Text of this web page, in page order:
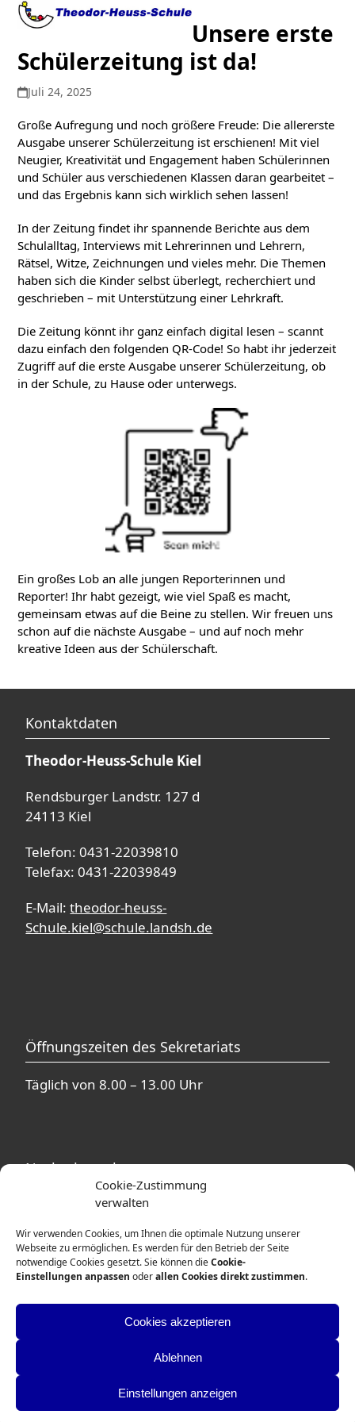
Cookie-Zustimmung
verwalten
Wir verwenden Cookies, um Ihnen die optimale Nutzung unserer
Webseite zu ermöglichen. Es werden für den Betrieb der Seite
notwendige Cookies gesetzt. Sie können dieCookie-
Einstellungen anpassen oderallen Cookies direkt zustimmen.
Cookies akzeptieren
Ablehnen
Einstellungen anzeigen
SkipOpen
menu
Close
menu
Unsere erste
Schülerzeitung ist da!
Juli 24, 2025
Große Aufregung und noch größere Freude: Die allererste
Ausgabe unserer Schülerzeitung ist erschienen! Mit viel
Neugier, Kreativität und Engagement haben Schülerinnen
und Schüler aus verschiedenen Klassen daran gearbeitet –
und das Ergebnis kann sich wirklich sehen lassen!
In der Zeitung findet ihr spannende Berichte aus dem
Schulalltag, Interviews mit Lehrerinnen und Lehrern,
Rätsel, Witze, Zeichnungen und vieles mehr. Die Themen
haben sich die Kinder selbst überlegt, recherchiert und
geschrieben – mit Unterstützung einer Lehrkraft.
Die Zeitung könnt ihr ganz einfach digital lesen – scannt
dazu einfach den folgenden QR-Code! So habt ihr jederzeit
Zugriff auf die erste Ausgabe unserer Schülerzeitung, ob
in der Schule, zu Hause oder unterwegs.
Ein großes Lob an alle jungen Reporterinnen und
Reporter! Ihr habt gezeigt, wie viel Spaß es macht,
gemeinsam etwas auf die Beine zu stellen. Wir freuen uns
schon auf die nächste Ausgabe – und auf noch mehr
kreative Ideen aus der Schülerschaft.
Kontaktdaten
Theodor-Heuss-Schule Kiel
Rendsburger Landstr. 127 d
24113 Kiel
Telefon: 0431-22039810
Telefax: 0431-22039849
E-Mail:theodor-heuss-
Schule.kiel@schule.landsh.de
Öffnungszeiten des Sekretariats
Täglich von 8.00 – 13.00 Uhr
Nachmittagsbetreuung
In unmittelbarer Nähe zur Theodor-Heuss-
Schule befinden sich mehrere
Betreuungsangebote. Ausführliche
Informationen erhalten Sie von den
Betreuerinnen und Betreuern der
entsprechenden Einrichtungen.